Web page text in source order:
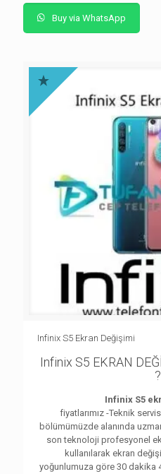
Buy via WhatsApp
Infinix S5 Ekran Değişimi
Infinix S5 EKRAN
?
Infinix S5
fiyatlarımız -Teknik
bölümümüzde alanında
son teknoloji profesyonel
kullanılarak ekran
yoğunlumuza göre 30 dakika